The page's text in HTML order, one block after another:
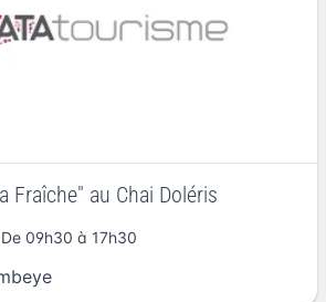
Fraîche" au Chai Doléris
09h30 à 17h30